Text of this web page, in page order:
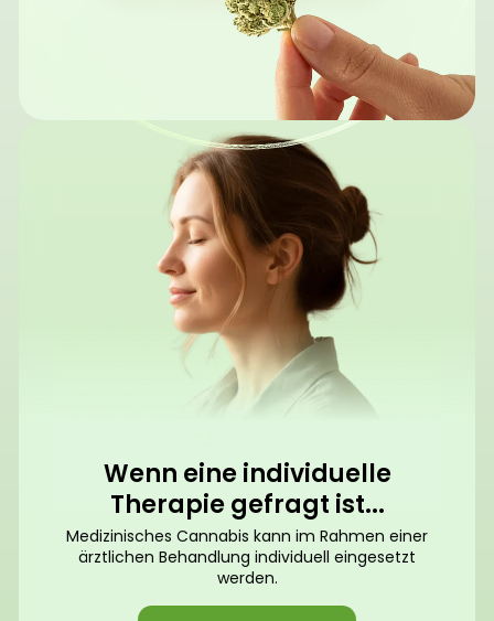
Wenn eine individuelle
Therapie gefragt ist...
Medizinisches Cannabis kann im Rahmen einer
ärztlichen Behandlung individuell eingesetzt
werden.